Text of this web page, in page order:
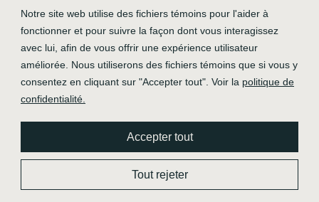
Notre site web utilise des fichiers témoins pour l'aider à
fonctionner et pour suivre la façon dont vous interagissez
avec lui, afin de vous offrir une expérience utilisateur
améliorée. Nous utiliserons des fichiers témoins que si vous y
consentez en cliquant sur "Accepter tout". Voir la politique de
confidentialité.
Tout rejeter
Accepter tout